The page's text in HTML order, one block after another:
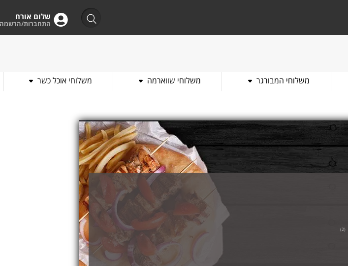
שלום אורח
התחברות/הרשמה
משלוחי המבורגר משלוחי שווארמה משלוחי אוכל כשר
(
2
)